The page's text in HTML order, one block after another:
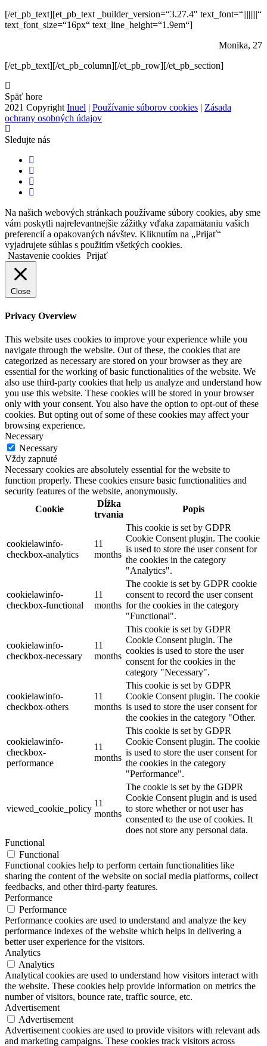
[/et_pb_text][et_pb_text _builder_version=“3.27.4″ text_font=“||||||||“
text_font_size=“16px“ text_line_height=“1.9em“]
Monika, 27
[/et_pb_text][/et_pb_column][/et_pb_row][/et_pb_section]
Späť hore
2021 CopyrightInuel | Používanie súborov cookies | Zásada
ochrany osobných údajov
Sledujte nás
Na našich webových stránkach používame súbory cookies, aby sme
vám poskytli najrelevantnejšie zážitky vďaka zapamätaniu vašich
preferencií a opakovaných návštev. Kliknutím na „Prijať“
vyjadrujete súhlas s použitím všetkých cookies.
Nastavenie cookies Prijať
Close
Privacy Overview
This website uses cookies to improve your experience while you
navigate through the website. Out of these, the cookies that are
categorized as necessary are stored on your browser as they are
essential for the working of basic functionalities of the website. We
also use third-party cookies that help us analyze and understand how
you use this website. These cookies will be stored in your browser
only with your consent. You also have the option to opt-out of these
cookies. But opting out of some of these cookies may affect your
browsing experience.
Necessary
Necessary
Vždy zapnuté
Necessary cookies are absolutely essential for the website to
function properly. These cookies ensure basic functionalities and
security features of the website, anonymously.
Cookie
Dĺžka
trvania
Popis
cookielawinfo-
checkbox-analytics
11
months
This cookie is set by GDPR
Cookie Consent plugin. The cookie
is used to store the user consent for
the cookies in the category
"Analytics".
cookielawinfo-
checkbox-functional
11
months
The cookie is set by GDPR cookie
consent to record the user consent
for the cookies in the category
"Functional".
cookielawinfo-
checkbox-necessary
11
months
This cookie is set by GDPR
Cookie Consent plugin. The
cookies is used to store the user
consent for the cookies in the
category "Necessary".
cookielawinfo-
checkbox-others
11
months
This cookie is set by GDPR
Cookie Consent plugin. The cookie
is used to store the user consent for
the cookies in the category "Other.
cookielawinfo-
checkbox-
performance
11
months
This cookie is set by GDPR
Cookie Consent plugin. The cookie
is used to store the user consent for
the cookies in the category
"Performance".
viewed_cookie_policy
11
months
The cookie is set by the GDPR
Cookie Consent plugin and is used
to store whether or not user has
consented to the use of cookies. It
does not store any personal data.
Functional
Functional
Functional cookies help to perform certain functionalities like
sharing the content of the website on social media platforms, collect
feedbacks, and other third-party features.
Performance
Performance
Performance cookies are used to understand and analyze the key
performance indexes of the website which helps in delivering a
better user experience for the visitors.
Analytics
Analytics
Analytical cookies are used to understand how visitors interact with
the website. These cookies help provide information on metrics the
number of visitors, bounce rate, traffic source, etc.
Advertisement
Advertisement
Advertisement cookies are used to provide visitors with relevant ads
and marketing campaigns. These cookies track visitors across